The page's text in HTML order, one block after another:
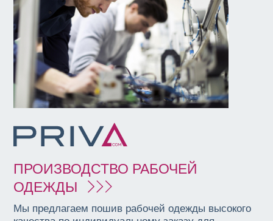
ПРОИЗВОДСТВО РАБОЧЕЙ
ОДЕЖДЫ
Мы предлагаем пошив рабочей одежды высокого